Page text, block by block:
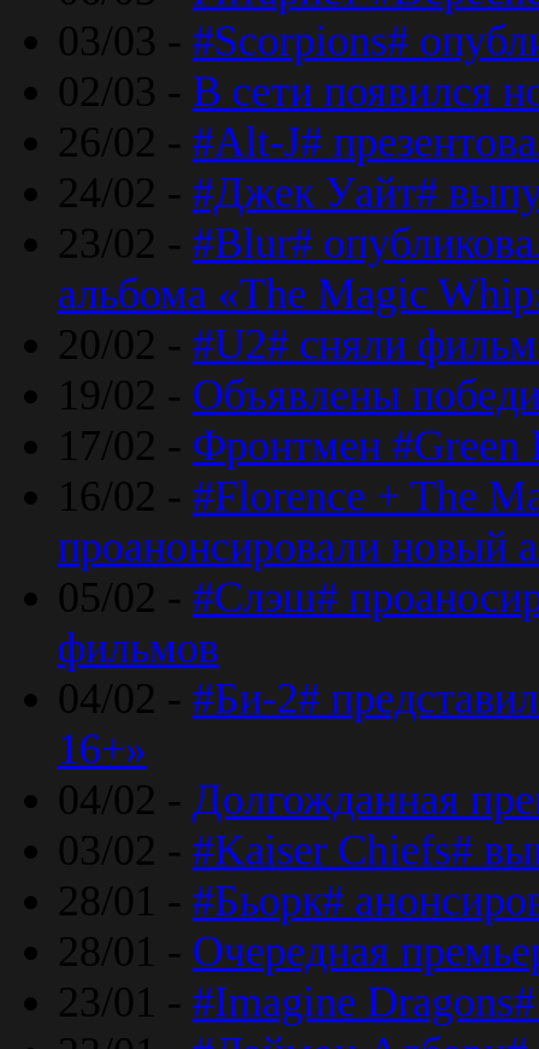
03/03 - #Scorpions#
02/03 - В сети появился
26/02 - #Alt-J#
24/02 - #Джек Уайт#
23/02 - #Blur#
альбома «The Magic
20/02 - #U2# сняли
19/02 - Объявлены
17/02 - Фронтмен #Green
16/02 - #Florence + The
проанонсировали новый
05/02 - #Слэш#
фильмов
04/02 - #Би-2#
16+»
04/02 - Долгожданная
03/02 - #Kaiser Chiefs#
28/01 - #Бьорк#
28/01 - Очередная
23/01 - #Imagine